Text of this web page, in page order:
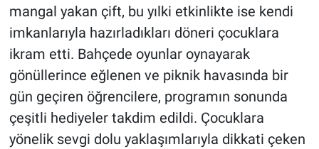
mangal yakan çift, bu yılki etkinlikte ise kendi
imkanlarıyla hazırladıkları döneri çocuklara
ikram etti. Bahçede oyunlar oynayarak
gönüllerince eğlenen ve piknik havasında bir
gün geçiren öğrencilere, programın sonunda
çeşitli hediyeler takdim edildi. Çocuklara
yönelik sevgi dolu yaklaşımlarıyla dikkati çeken